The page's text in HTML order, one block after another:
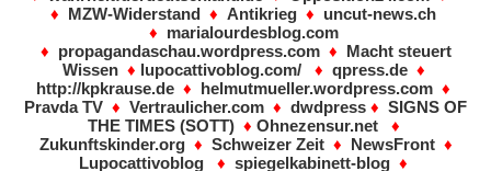
♦ MZW-Widerstand ♦ Antikrieg ♦ uncut-news.ch
♦ marialourdesblog.com
♦ propagandaschau.wordpress.com ♦ Macht steuert
Wissen♦ lupocattivoblog.com/ ♦ qpress.de♦
http://kpkrause.de ♦ helmutmueller.wordpress.com ♦
Pravda TV ♦ Vertraulicher.com ♦ dwdpress ♦ SIGNS OF
THE TIMES (SOTT) ♦ Ohnezensur.net♦
Zukunftskinder.org♦ Schweizer Zeit♦ NewsFront♦
Lupocattivoblog ♦ spiegelkabinett-blog ♦